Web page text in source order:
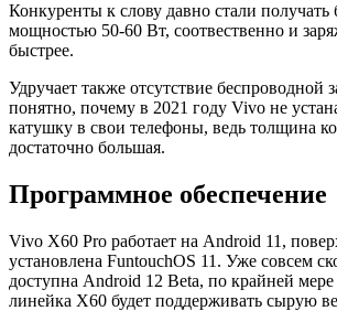
Конкуренты к слову давно стали получать
мощностью 50-60 Вт, соотвественно и
быстрее.
Удручает также отсутствие беспроводной
понятно, почему в 2021 году Vivo не
катушку в свои телефоны, ведь толщина
достаточно большая.
Программное обеспечение
Vivo X60 Pro работает на Android 11,
установлена FuntouchOS 11. Уже совсем
доступна Android 12 Beta, по крайней
линейка X60 будет поддерживать сырую